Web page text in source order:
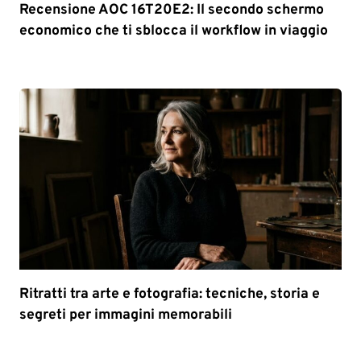
Recensione AOC 16T20E2: Il secondo schermo
economico che ti sblocca il workflow in viaggio
Ritratti tra arte e fotografia: tecniche, storia e
segreti per immagini memorabili